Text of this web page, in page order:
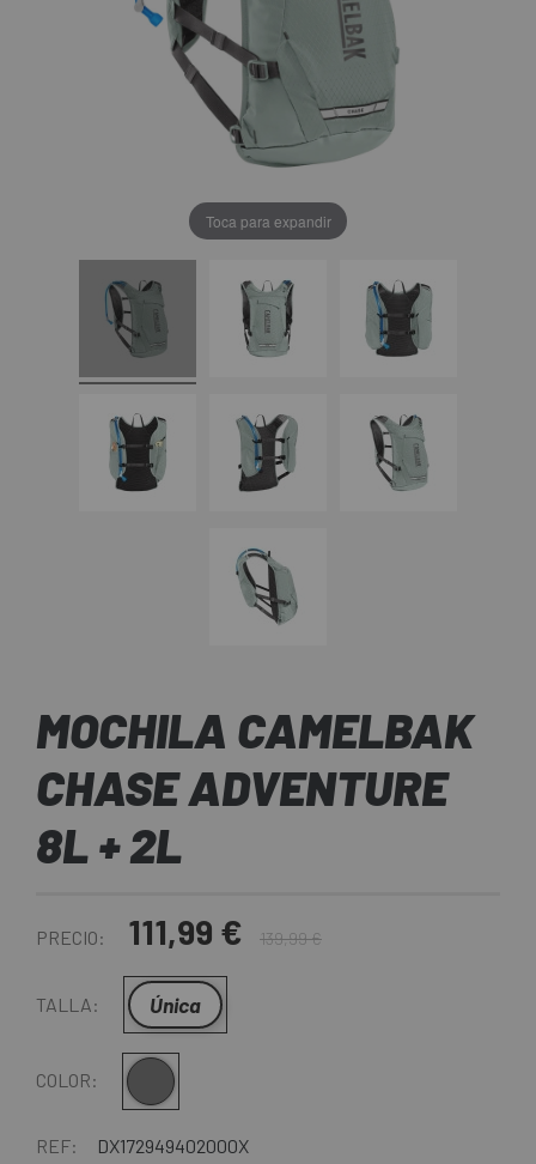
Toca para expandir
MOCHILA CAMELBAK
CHASE ADVENTURE
8L + 2L
PRECIO: 111,99 € 139,99 €
TALLA: Única
COLOR:
REF: DX172949402000X